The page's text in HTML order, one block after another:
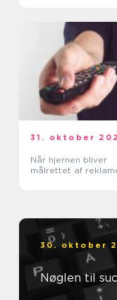
31. oktober
Når hjernen bliver
målrettet af
30. oktober
Nøglen til